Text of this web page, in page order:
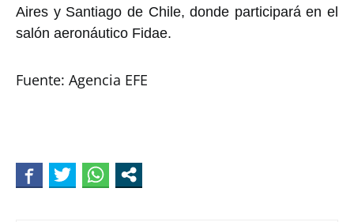
Aires y Santiago de Chile, donde participará en el
salón aeronáutico Fidae.
Fuente: Agencia EFE